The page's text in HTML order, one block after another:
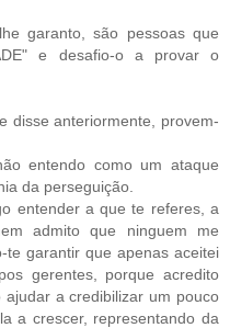
garanto, são pessoas que
e desafio-o a provar o
disse anteriormente, provem-
entendo como um ataque
da perseguição.
entender a que te referes, a
admito que ninguem me
te garantir que apenas aceitei
gerentes, porque acredito
a credibilizar um pouco
a crescer, representando da